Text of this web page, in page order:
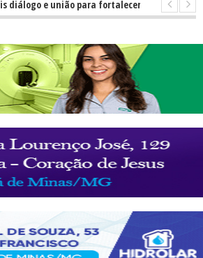
e união para fortalecer Minas e Pará de